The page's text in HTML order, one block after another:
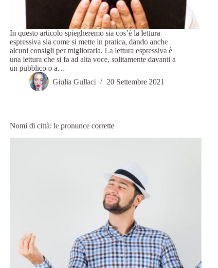
In questo articolo spiegheremo sia cos’è la lettura
espressiva sia come si mette in pratica, dando anche
alcuni consigli per migliorarla. La lettura espressiva è
una lettura che si fa ad alta voce, solitamente davanti a
un pubblico o a…
Giulia Gullaci
20 Settembre 2021
Nomi di città: le pronunce corrette